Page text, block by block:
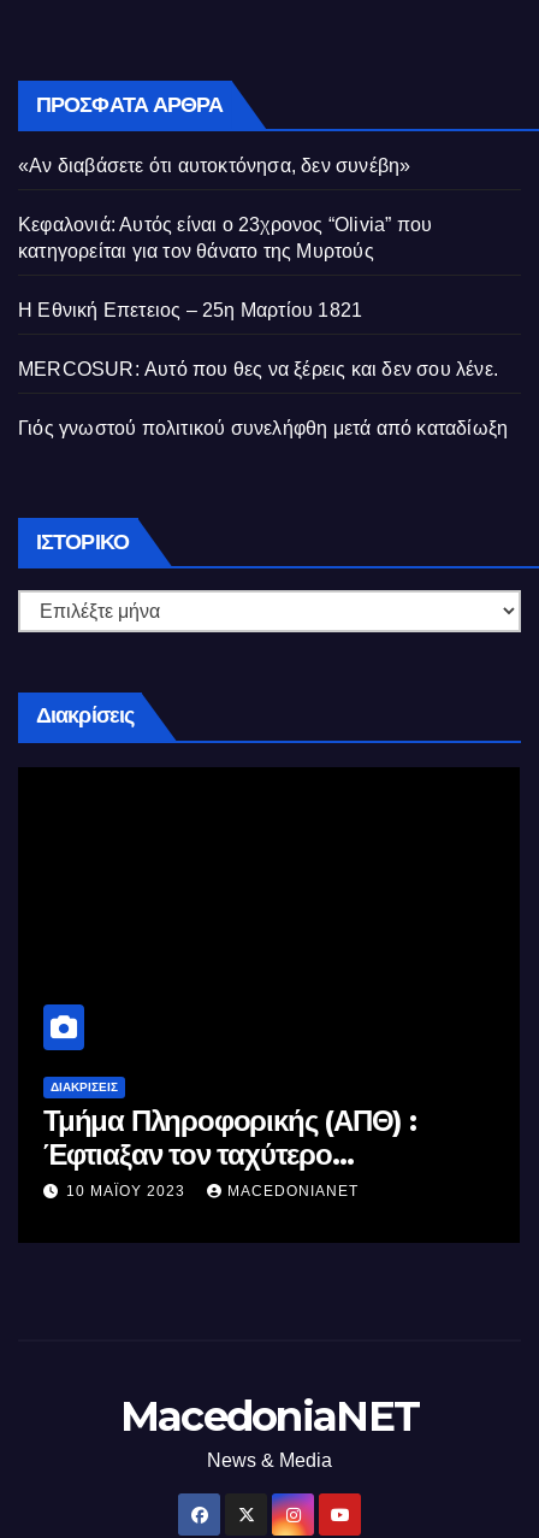
ΠΡΌΣΦΑΤΑ ΆΡΘΡΑ
«Αν διαβάσετε ότι αυτοκτόνησα, δεν συνέβη»
Κεφαλονιά: Αυτός είναι ο 23χρονος “Olivia” που
κατηγορείται για τον θάνατο της Μυρτούς
Η Εθνική Επετειος – 25η Μαρτίου 1821
MERCOSUR: Αυτό που θες να ξέρεις και δεν σου λένε.
Γιός γνωστού πολιτικού συνελήφθη μετά από καταδίωξη
ΙΣΤΟΡΙΚΌ Ιστορικό
Διακρίσεις
ΔΙΑΚΡΊΣΕΙΣ
Τμήμα Πληροφορικής (ΑΠΘ) :
Έφτιαξαν τον ταχύτερο
επεξεργαστή AI στον κόσμο με τη
10 ΜΑΪ́ΟΥ 2023 MACEDONIANET
MacedoniaNET
News & Media